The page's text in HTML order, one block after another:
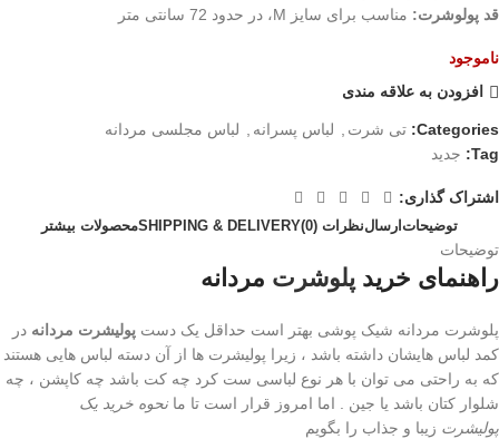
قد پولوشرت: مناسب برای سایز M، در حدود 72 سانتی متر
ناموجود
افزودن به علاقه مندی
Categories: تی شرت لباس پسرانه
لباس مجلسی مردانه
Tag:
جدید
اشتراک گذاری:
توضیحاتارسالنظرات (0) SHIPPING & DELIVERYمحصولات بیشتر
توضیحات
راهنمای خرید پلوشرت مردانه
پلوشرت مردانه شیک پوشی بهتر است حداقل یک دست پولیشرت مردانه در
کمد لباس هایشان داشته باشد ، زیرا پولیشرت ها از آن دسته لباس هایی هستند
که به راحتی می توان با هر نوع لباسی ست کرد چه کت باشد چه کاپشن ، چه
شلوار کتان باشد یا جین . اما امروز قرار است تا ما نحوه خرید یک
پولیشرت زیبا و جذاب را بگویم